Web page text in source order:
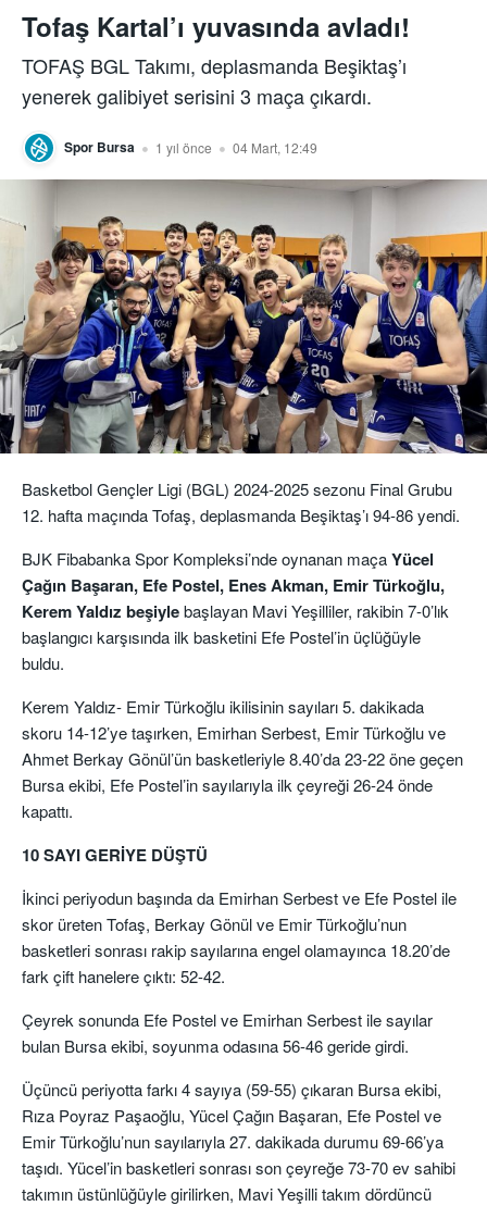
Tofaş Kartal’ı yuvasında avladı!
TOFAŞ BGL Takımı, deplasmanda Beşiktaş’ı
yenerek galibiyet serisini 3 maça çıkardı.
Spor Bursa 1 yıl önce 04 Mart, 12:49
Basketbol Gençler Ligi (BGL) 2024-2025 sezonu Final Grubu
12. hafta maçında Tofaş, deplasmanda Beşiktaş’ı 94-86 yendi.
BJK Fibabanka Spor Kompleksi’nde oynanan maçaYücel
Çağın Başaran, Efe Postel, Enes Akman, Emir Türkoğlu,
Kerem Yaldız beşiylebaşlayan Mavi Yeşilliler, rakibin 7-0’lık
başlangıcı karşısında ilk basketini Efe Postel’in üçlüğüyle
buldu.
Kerem Yaldız- Emir Türkoğlu ikilisinin sayıları 5. dakikada
skoru 14-12’ye taşırken, Emirhan Serbest, Emir Türkoğlu ve
Ahmet Berkay Gönül’ün basketleriyle 8.40’da 23-22 öne geçen
Bursa ekibi, Efe Postel’in sayılarıyla ilk çeyreği 26-24 önde
kapattı.
10 SAYI GERİYE DÜŞTÜ
İkinci periyodun başında da Emirhan Serbest ve Efe Postel ile
skor üreten Tofaş, Berkay Gönül ve Emir Türkoğlu’nun
basketleri sonrası rakip sayılarına engel olamayınca 18.20’de
fark çift hanelere çıktı: 52-42.
Çeyrek sonunda Efe Postel ve Emirhan Serbest ile sayılar
bulan Bursa ekibi, soyunma odasına 56-46 geride girdi.
Üçüncü periyotta farkı 4 sayıya (59-55) çıkaran Bursa ekibi,
Rıza Poyraz Paşaoğlu, Yücel Çağın Başaran, Efe Postel ve
Emir Türkoğlu’nun sayılarıyla 27. dakikada durumu 69-66’ya
taşıdı. Yücel’in basketleri sonrası son çeyreğe 73-70 ev sahibi
takımın üstünlüğüyle girilirken, Mavi Yeşilli takım dördüncü